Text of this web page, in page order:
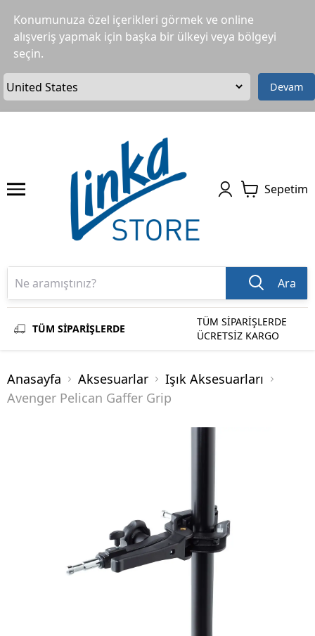
Konumunuza özel içerikleri görmek ve online
alışveriş yapmak için başka bir ülkeyi veya bölgeyi
seçin.
Devam
Sepetim
Ara
TÜM SİPARİŞLERDE
TÜM SİPARİŞLERDE
ÜCRETSİZ KARGO
Anasayfa Aksesuarlar
Işık Aksesuarları
Avenger Pelican Gaffer Grip